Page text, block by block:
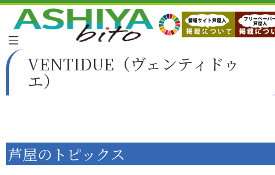
VENTIDUE（ヴェンティドゥ
エ）
芦屋のトピックス